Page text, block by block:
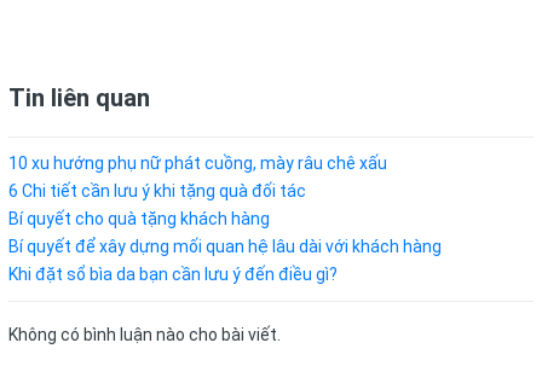
Tin liên quan
10 xu hướng phụ nữ phát cuồng, mày râu chê xấu
6 Chi tiết cần lưu ý khi tặng quà đối tác
Bí quyết cho quà tặng khách hàng
Bí quyết để xây dựng mối quan hệ lâu dài với khách hàng
Khi đặt sổ bìa da bạn cần lưu ý đến điều gì?
Không có bình luận nào cho bài viết.